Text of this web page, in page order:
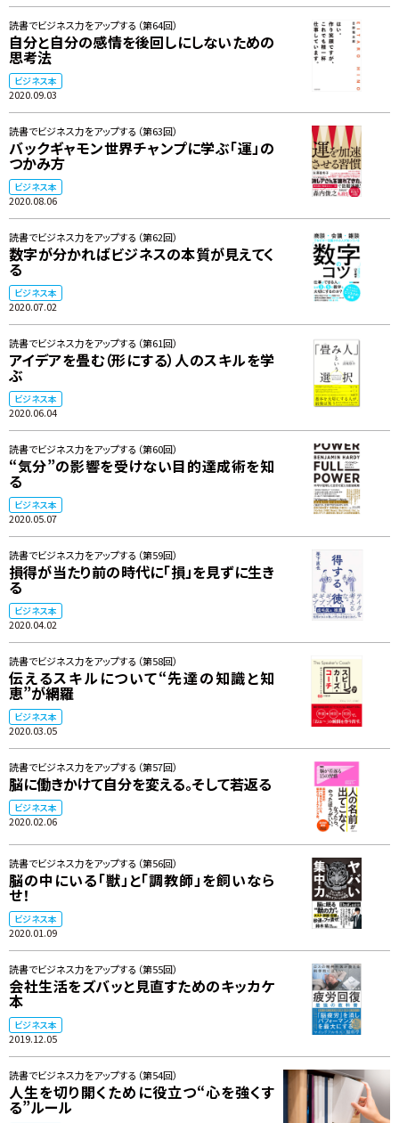
読書でビジネス力をアップする（第64回）
自分と自分の感情を後回しにしないための
思考法
ビジネス本
2020.09.03
読書でビジネス力をアップする（第63回）
バックギャモン世界チャンプに学ぶ「運」の
つかみ方
ビジネス本
2020.08.06
読書でビジネス力をアップする（第62回）
数字が分かればビジネスの本質が見えてく
る
ビジネス本
2020.07.02
読書でビジネス力をアップする（第61回）
アイデアを畳む（形にする）人のスキルを学
ぶ
ビジネス本
2020.06.04
読書でビジネス力をアップする（第60回）
“気分”の影響を受けない目的達成術を知
る
ビジネス本
2020.05.07
読書でビジネス力をアップする（第59回）
損得が当たり前の時代に「損」を見ずに生き
る
ビジネス本
2020.04.02
読書でビジネス力をアップする（第58回）
伝えるスキルについて“先達の知識と知
恵”が網羅
ビジネス本
2020.03.05
読書でビジネス力をアップする（第57回）
脳に働きかけて自分を変える。そして若返る
ビジネス本
2020.02.06
読書でビジネス力をアップする（第56回）
脳の中にいる「獣」と「調教師」を飼いなら
せ！
ビジネス本
2020.01.09
読書でビジネス力をアップする（第55回）
会社生活をズバッと見直すためのキッカケ
本
ビジネス本
2019.12.05
読書でビジネス力をアップする（第54回）
人生を切り開くために役立つ“心を強くす
る”ルール